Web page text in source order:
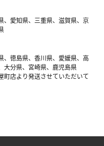
、愛知県、三重県、滋賀県、京
、徳島県、香川県、愛媛県、高
大分県、宮崎県、鹿児島県
店より発送させていただいて